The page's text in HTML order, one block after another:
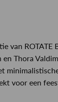
van ROTATE
Thora
voor een